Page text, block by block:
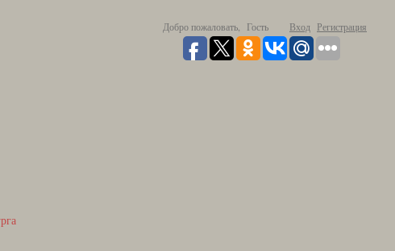
Добро пожаловать, Гость Вход Регистрация